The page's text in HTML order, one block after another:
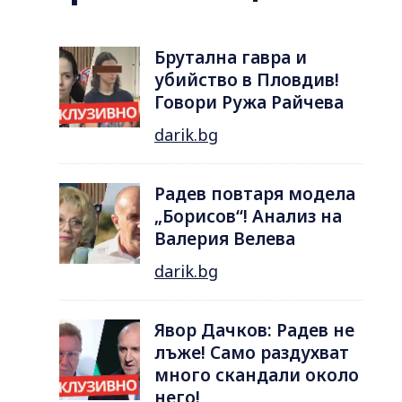
Брутална гавра и
убийство в Пловдив!
Говори Ружа Райчева
darik.bg
Радев повтаря модела
„Борисов“! Анализ на
Валерия Велева
darik.bg
Явор Дачков: Радев не
лъже! Само раздухват
много скандали около
него!